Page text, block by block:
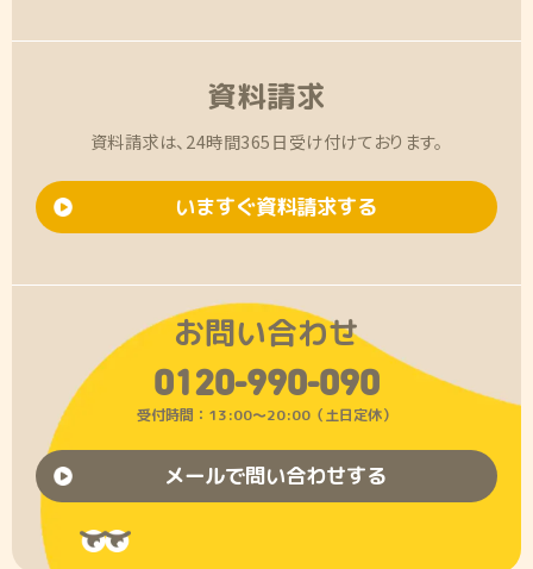
資料請求
資料請求は、24時間365日受け付けております。
いますぐ資料請求する
お問い合わせ
0120-990-090
受付時間：13:00〜20:00（土日定休）
メールで問い合わせする